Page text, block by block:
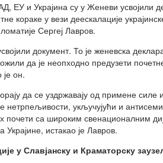
ЕУ и Украјина су у Женеви усвојили
кораке у вези деескалације
Сергеј Лавров.
документ. То је женевска
да је неопходно предузети
је он.
да се уздржавају од примене силе
нетрпељивости, укључујући и
са широким свенационалним
истакао је Лавров.
у Славјанску и Краматорску